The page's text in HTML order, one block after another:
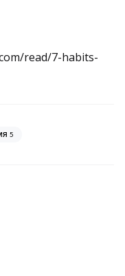
read/7-habits-
5